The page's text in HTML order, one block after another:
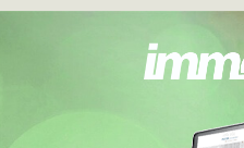
woerner-immobilien.com,
immobilienzentrum-sued.de
immowerk-